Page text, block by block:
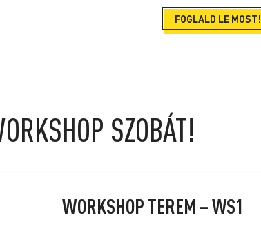
FOGLALD LE MOST!
SZOBÁT!
WORKSHOP TEREM – WS1